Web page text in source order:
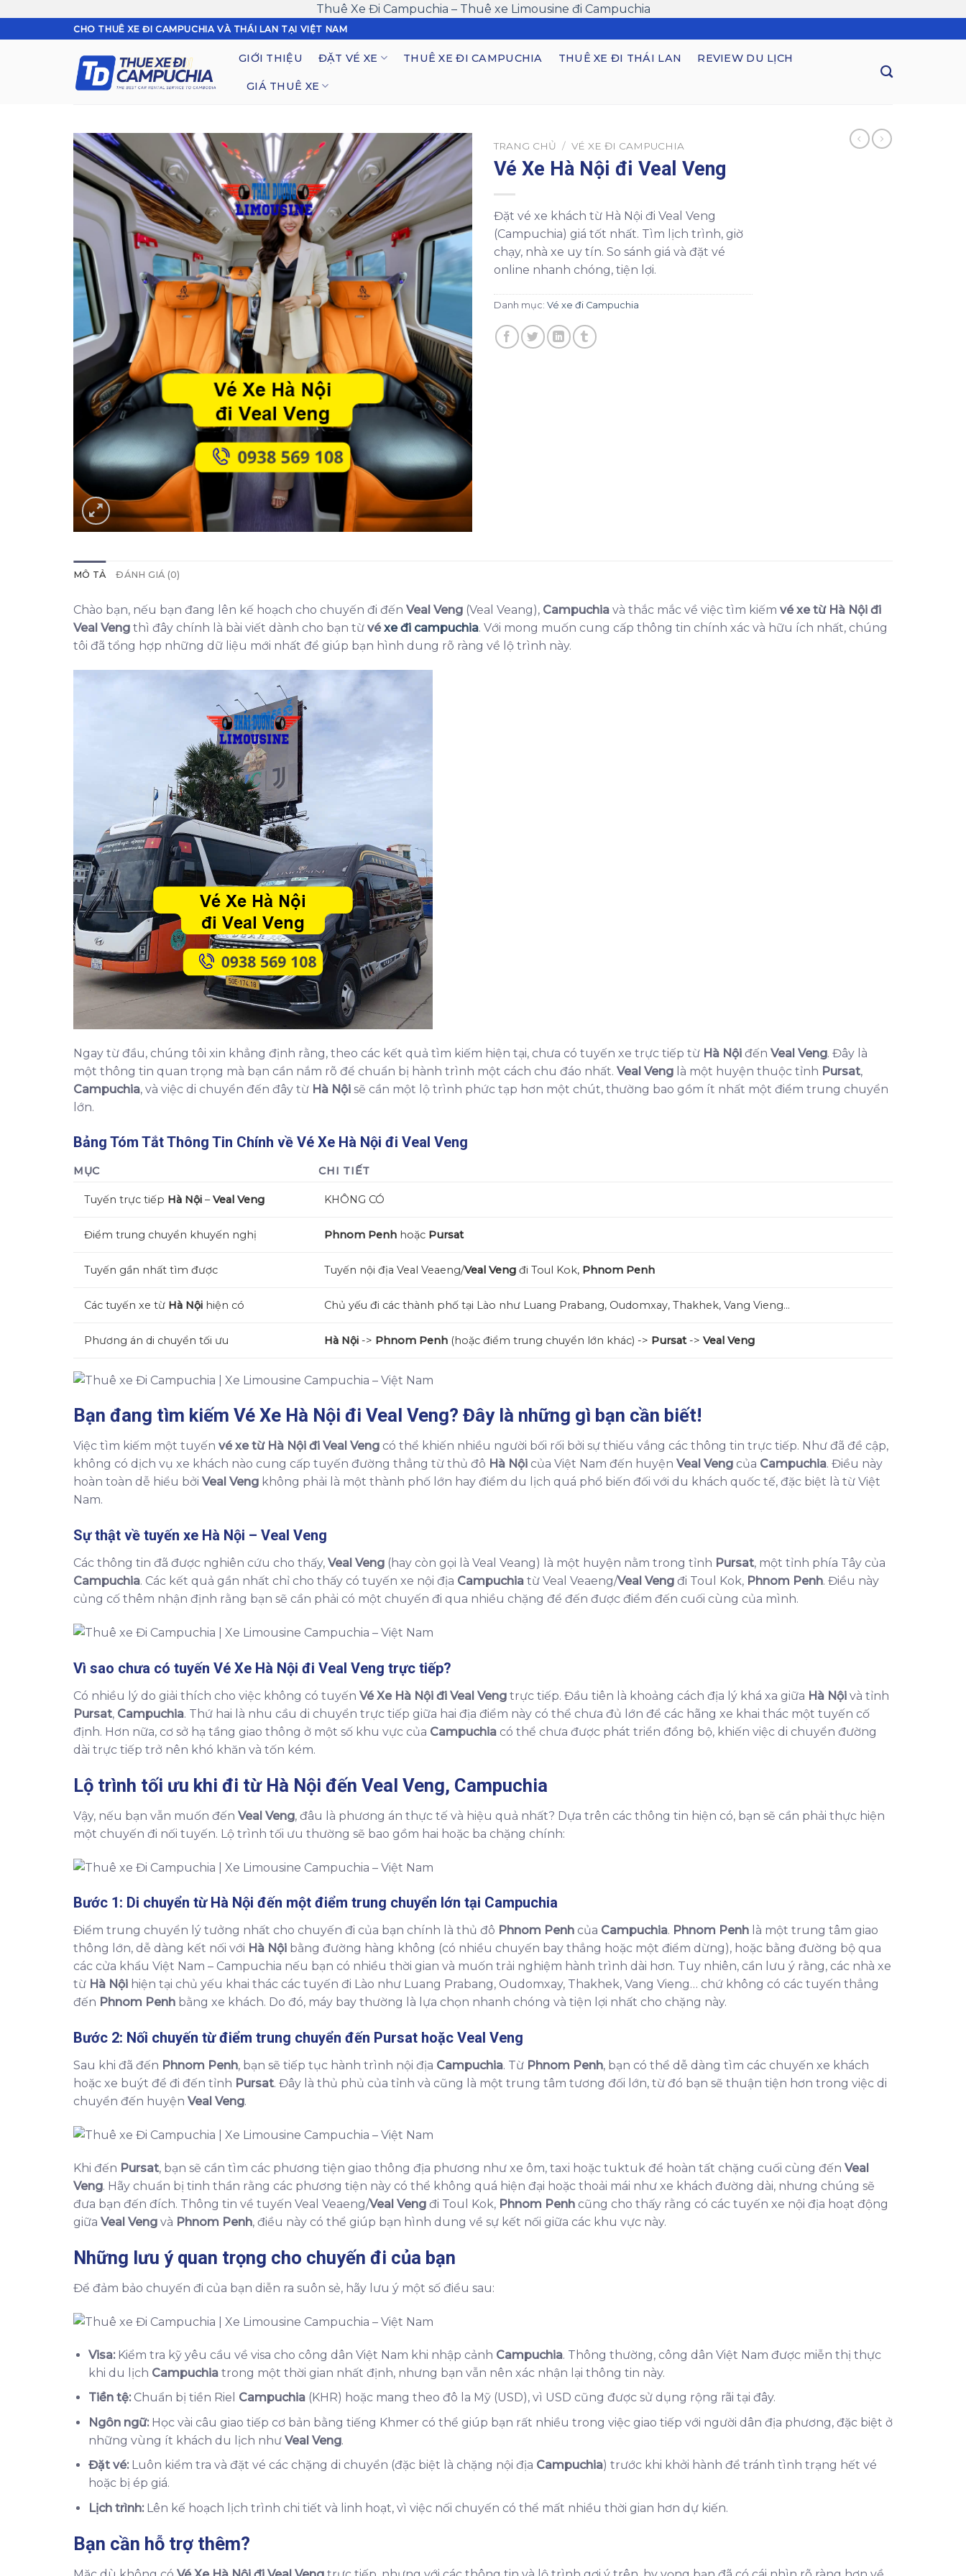
Thuê Xe Đi Campuchia – Thuê xe Limousine đi Campuchia
to
CHO THUÊ XE ĐI CAMPUCHIA VÀ THÁI LAN TẠI VIỆT NAM
GIỚI THIỆU ĐẶT VÉ XE THUÊ XE ĐI CAMPUCHIA THUÊ XE ĐI THÁI LAN REVIEW DU LỊCH
GIÁ THUÊ XE
TRANG CHỦ / VÉ XE ĐI CAMPUCHIA
Vé Xe Hà Nội đi Veal Veng
Đặt vé xe khách từ Hà Nội đi Veal Veng
(Campuchia) giá tốt nhất. Tìm lịch trình, giờ
chạy, nhà xe uy tín. So sánh giá và đặt vé
online nhanh chóng, tiện lợi.
Danh mục: Vé xe đi Campuchia
MÔ TẢ ĐÁNH GIÁ (0)
Chào bạn, nếu bạn đang lên kế hoạch cho chuyến đi đến Veal Veng (Veal Veang), Campuchia và thắc mắc về việc tìm kiếm vé xe từ Hà Nội đi
Veal Veng thì đây chính là bài viết dành cho bạn từ véxe đi campuchia. Với mong muốn cung cấp thông tin chính xác và hữu ích nhất, chúng
tôi đã tổng hợp những dữ liệu mới nhất để giúp bạn hình dung rõ ràng về lộ trình này.
Ngay từ đầu, chúng tôi xin khẳng định rằng, theo các kết quả tìm kiếm hiện tại, chưa có tuyến xe trực tiếp từ Hà Nội đến Veal Veng. Đây là
một thông tin quan trọng mà bạn cần nắm rõ để chuẩn bị hành trình một cách chu đáo nhất. Veal Veng là một huyện thuộc tỉnh Pursat,
Campuchia, và việc di chuyển đến đây từ Hà Nội sẽ cần một lộ trình phức tạp hơn một chút, thường bao gồm ít nhất một điểm trung chuyển
lớn.
Bảng Tóm Tắt Thông Tin Chính về Vé Xe Hà Nội đi Veal Veng
MỤC CHI TIẾT
Tuyến trực tiếp Hà Nội –Veal Veng KHÔNG CÓ
Điểm trung chuyển khuyến nghị Phnom Penh hoặc Pursat
Tuyến gần nhất tìm được Tuyến nội địa Veal Veaeng/Veal Veng đi Toul Kok, Phnom Penh
Các tuyến xe từ Hà Nội hiện có Chủ yếu đi các thành phố tại Lào như Luang Prabang, Oudomxay, Thakhek, Vang Vieng…
Phương án di chuyển tối ưu Hà Nội -> Phnom Penh (hoặc điểm trung chuyển lớn khác) -> Pursat-> Veal Veng
Bạn đang tìm kiếm Vé Xe Hà Nội đi Veal Veng? Đây là những gì bạn cần biết!
Việc tìm kiếm một tuyến vé xe từ Hà Nội đi Veal Veng có thể khiến nhiều người bối rối bởi sự thiếu vắng các thông tin trực tiếp. Như đã đề cập,
không có dịch vụ xe khách nào cung cấp tuyến đường thẳng từ thủ đô Hà Nội của Việt Nam đến huyện Veal Veng của Campuchia. Điều này
hoàn toàn dễ hiểu bởi Veal Veng không phải là một thành phố lớn hay điểm du lịch quá phổ biến đối với du khách quốc tế, đặc biệt là từ Việt
Nam.
Sự thật về tuyến xe Hà Nội – Veal Veng
Các thông tin đã được nghiên cứu cho thấy, Veal Veng (hay còn gọi là Veal Veang) là một huyện nằm trong tỉnh Pursat, một tỉnh phía Tây của
Campuchia. Các kết quả gần nhất chỉ cho thấy có tuyến xe nội địa Campuchia từ Veal Veaeng/Veal Veng đi Toul Kok, Phnom Penh. Điều này
củng cố thêm nhận định rằng bạn sẽ cần phải có một chuyến đi qua nhiều chặng để đến được điểm đến cuối cùng của mình.
Vì sao chưa có tuyến Vé Xe Hà Nội đi Veal Veng trực tiếp?
Có nhiều lý do giải thích cho việc không có tuyến Vé Xe Hà Nội đi Veal Veng trực tiếp. Đầu tiên là khoảng cách địa lý khá xa giữa Hà Nội và tỉnh
Pursat, Campuchia. Thứ hai là nhu cầu di chuyển trực tiếp giữa hai địa điểm này có thể chưa đủ lớn để các hãng xe khai thác một tuyến cố
định. Hơn nữa, cơ sở hạ tầng giao thông ở một số khu vực của Campuchia có thể chưa được phát triển đồng bộ, khiến việc di chuyển đường
dài trực tiếp trở nên khó khăn và tốn kém.
Lộ trình tối ưu khi đi từ Hà Nội đến Veal Veng, Campuchia
Vậy, nếu bạn vẫn muốn đến Veal Veng, đâu là phương án thực tế và hiệu quả nhất? Dựa trên các thông tin hiện có, bạn sẽ cần phải thực hiện
một chuyến đi nối tuyến. Lộ trình tối ưu thường sẽ bao gồm hai hoặc ba chặng chính:
Bước 1: Di chuyển từ Hà Nội đến một điểm trung chuyển lớn tại Campuchia
Điểm trung chuyển lý tưởng nhất cho chuyến đi của bạn chính là thủ đô Phnom Penh của Campuchia. Phnom Penh là một trung tâm giao
thông lớn, dễ dàng kết nối với Hà Nội bằng đường hàng không (có nhiều chuyến bay thẳng hoặc một điểm dừng), hoặc bằng đường bộ qua
các cửa khẩu Việt Nam – Campuchia nếu bạn có nhiều thời gian và muốn trải nghiệm hành trình dài hơn. Tuy nhiên, cần lưu ý rằng, các nhà xe
từ Hà Nội hiện tại chủ yếu khai thác các tuyến đi Lào như Luang Prabang, Oudomxay, Thakhek, Vang Vieng… chứ không có các tuyến thẳng
đến Phnom Penh bằng xe khách. Do đó, máy bay thường là lựa chọn nhanh chóng và tiện lợi nhất cho chặng này.
Bước 2: Nối chuyến từ điểm trung chuyển đến Pursat hoặc Veal Veng
Sau khi đã đến Phnom Penh, bạn sẽ tiếp tục hành trình nội địa Campuchia. Từ Phnom Penh, bạn có thể dễ dàng tìm các chuyến xe khách
hoặc xe buýt để đi đến tỉnh Pursat. Đây là thủ phủ của tỉnh và cũng là một trung tâm tương đối lớn, từ đó bạn sẽ thuận tiện hơn trong việc di
chuyển đến huyện Veal Veng.
Khi đến Pursat, bạn sẽ cần tìm các phương tiện giao thông địa phương như xe ôm, taxi hoặc tuktuk để hoàn tất chặng cuối cùng đến Veal
Veng. Hãy chuẩn bị tinh thần rằng các phương tiện này có thể không quá hiện đại hoặc thoải mái như xe khách đường dài, nhưng chúng sẽ
đưa bạn đến đích. Thông tin về tuyến Veal Veaeng/Veal Veng đi Toul Kok, Phnom Penh cũng cho thấy rằng có các tuyến xe nội địa hoạt động
giữa Veal Veng và Phnom Penh, điều này có thể giúp bạn hình dung về sự kết nối giữa các khu vực này.
Những lưu ý quan trọng cho chuyến đi của bạn
Để đảm bảo chuyến đi của bạn diễn ra suôn sẻ, hãy lưu ý một số điều sau:
Visa:Kiểm tra kỹ yêu cầu về visa cho công dân Việt Nam khi nhập cảnh Campuchia. Thông thường, công dân Việt Nam được miễn thị thực
khi du lịch Campuchiatrong một thời gian nhất định, nhưng bạn vẫn nên xác nhận lại thông tin này.
Tiền tệ:Chuẩn bị tiền Riel Campuchia(KHR) hoặc mang theo đô la Mỹ (USD), vì USD cũng được sử dụng rộng rãi tại đây.
Ngôn ngữ:Học vài câu giao tiếp cơ bản bằng tiếng Khmer có thể giúp bạn rất nhiều trong việc giao tiếp với người dân địa phương, đặc biệt ở
những vùng ít khách du lịch như Veal Veng.
Đặt vé:Luôn kiểm tra và đặt vé các chặng di chuyển (đặc biệt là chặng nội địa Campuchia) trước khi khởi hành để tránh tình trạng hết vé
hoặc bị ép giá.
Lịch trình:Lên kế hoạch lịch trình chi tiết và linh hoạt, vì việc nối chuyến có thể mất nhiều thời gian hơn dự kiến.
Bạn cần hỗ trợ thêm?